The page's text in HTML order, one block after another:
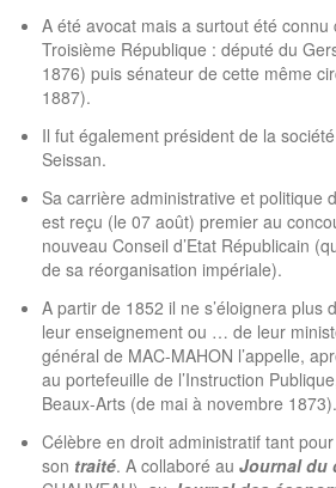
A été avocat mais a surtout été connu
Troisième République : député du
1876) puis sénateur de cette même
1887).
Il fut également président de la
Seissan.
Sa carrière administrative et politique
est reçu (le 07 août) premier au
nouveau Conseil d’Etat Républicain
de sa réorganisation impériale).
A partir de 1852 il ne s’éloignera plus
leur enseignement ou … de leur
général de MAC-MAHON l’appelle,
au portefeuille de l’Instruction
Beaux-Arts (de mai à novembre 1873).
Célèbre en droit administratif tant
son traité. A collaboré au Journal du